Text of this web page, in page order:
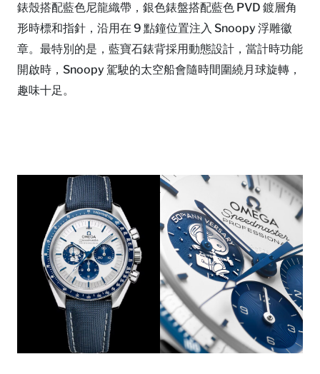
錶殼搭配藍色尼龍織帶，銀色錶盤搭配藍色 PVD 鍍層角
形時標和指針，沿用在 9 點鐘位置注入 Snoopy 浮雕徽
章。最特別的是，藍寶石錶背採用動態設計，當計時功能
開啟時，Snoopy 駕駛的太空船會隨時間圍繞月球旋轉，
趣味十足。